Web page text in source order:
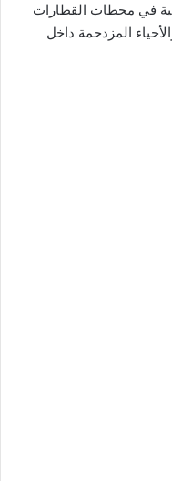
في محطات القطارات
المزدحمة داخل